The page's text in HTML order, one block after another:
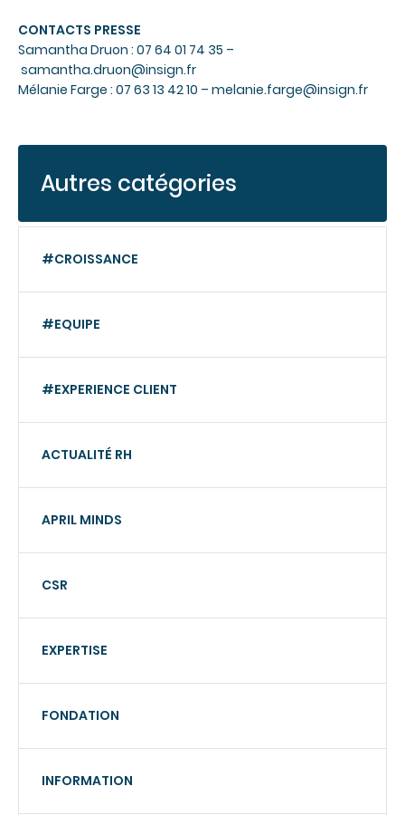
CONTACTS PRESSE
Samantha Druon : 07 64 01 74 35 –
samantha.druon@insign.fr
Mélanie Farge : 07 63 13 42 10 – melanie.farge@insign.fr
Autres catégories
#CROISSANCE
#EQUIPE
#EXPERIENCE CLIENT
ACTUALITÉ RH
APRIL MINDS
CSR
EXPERTISE
FONDATION
INFORMATION